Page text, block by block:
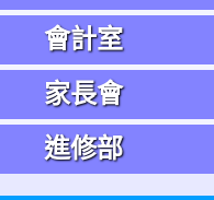
會計室
家長會
進修部